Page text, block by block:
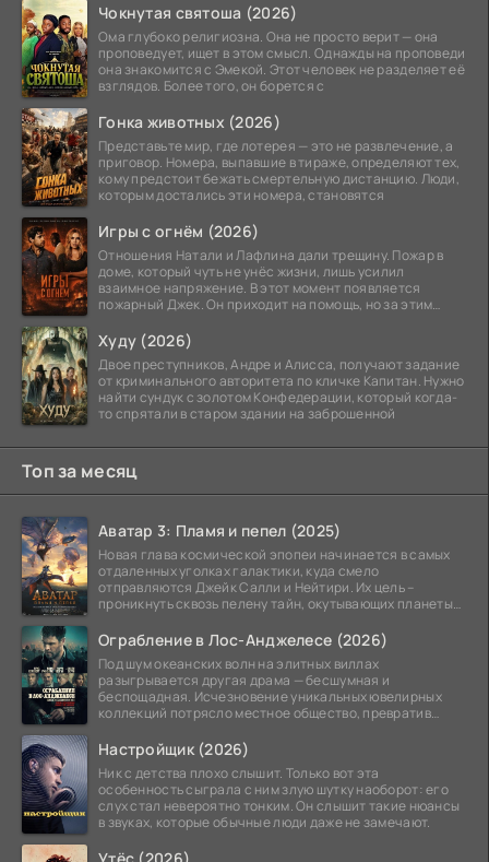
Чокнутая святоша (2026)
Ома глубоко религиозна. Она не просто верит — она
проповедует, ищет в этом смысл. Однажды на проповеди
она знакомится с Эмекой. Этот человек не разделяет её
взглядов. Более того, он борется с
Гонка животных (2026)
Представьте мир, где лотерея — это не развлечение, а
приговор. Номера, выпавшие в тираже, определяют тех,
кому предстоит бежать смертельную дистанцию. Люди,
которым достались эти номера, становятся
Игры с огнём (2026)
Отношения Натали и Лафлина дали трещину. Пожар в
доме, который чуть не унёс жизни, лишь усилил
взаимное напряжение. В этот момент появляется
пожарный Джек. Он приходит на помощь, но за этим
Худу (2026)
Двое преступников, Андре и Алисса, получают задание
от криминального авторитета по кличке Капитан. Нужно
найти сундук с золотом Конфедерации, который когда-
то спрятали в старом здании на заброшенной
Топ за месяц
Аватар 3: Пламя и пепел (2025)
Новая глава космической эпопеи начинается в самых
отдаленных уголках галактики, куда смело
отправляются Джейк Салли и Нейтири. Их цель –
проникнуть сквозь пелену тайн, окутывающих планеты
Ограбление в Лос-Анджелесе (2026)
Под шум океанских волн на элитных виллах
разыгрывается другая драма — бесшумная и
беспощадная. Исчезновение уникальных ювелирных
коллекций потрясло местное общество, превратив
Настройщик (2026)
Ник с детства плохо слышит. Только вот эта
особенность сыграла с ним злую шутку наоборот: его
слух стал невероятно тонким. Он слышит такие нюансы
в звуках, которые обычные люди даже не замечают.